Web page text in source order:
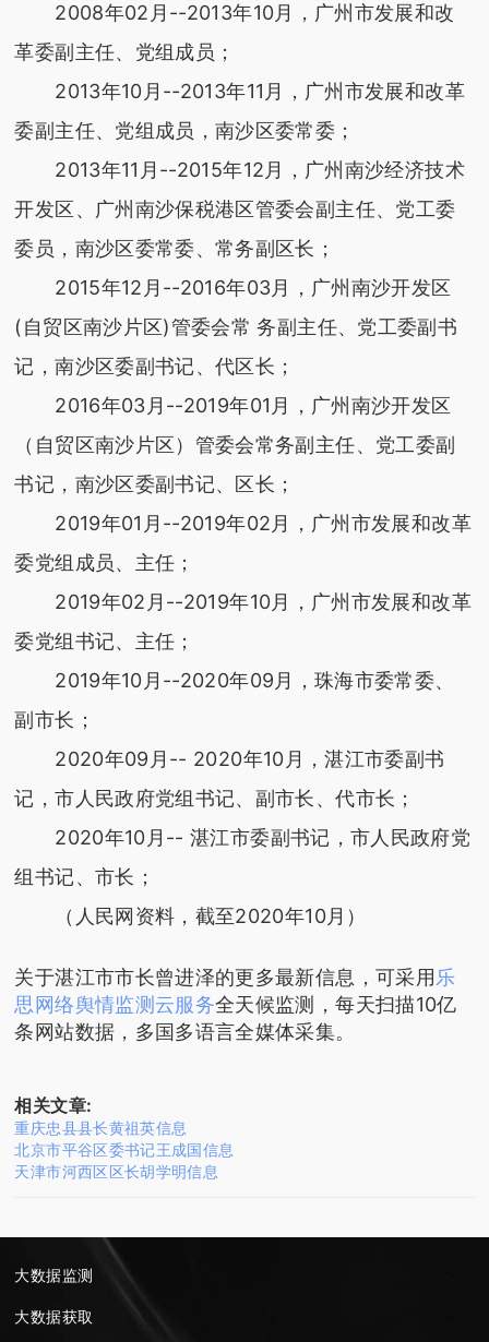
2008年02月--2013年10月，广州市发展和改
革委副主任、党组成员；
2013年10月--2013年11月，广州市发展和改革
委副主任、党组成员，南沙区委常委；
2013年11月--2015年12月，广州南沙经济技术
开发区、广州南沙保税港区管委会副主任、党工委
委员，南沙区委常委、常务副区长；
2015年12月--2016年03月，广州南沙开发区
(自贸区南沙片区)管委会常 务副主任、党工委副书
记，南沙区委副书记、代区长；
2016年03月--2019年01月，广州南沙开发区
（自贸区南沙片区）管委会常务副主任、党工委副
书记，南沙区委副书记、区长；
2019年01月--2019年02月，广州市发展和改革
委党组成员、主任；
2019年02月--2019年10月，广州市发展和改革
委党组书记、主任；
2019年10月--2020年09月，珠海市委常委、
副市长；
2020年09月-- 2020年10月，湛江市委副书
记，市人民政府党组书记、副市长、代市长；
2020年10月-- 湛江市委副书记，市人民政府党
组书记、市长；
（人民网资料，截至2020年10月）
关于湛江市市长曾进泽的更多最新信息，可采用乐
思网络舆情监测云服务全天候监测，每天扫描10亿
条网站数据，多国多语言全媒体采集。
相关文章:
重庆忠县县长黄祖英信息
北京市平谷区委书记王成国信息
天津市河西区区长胡学明信息
大数据监测
大数据获取